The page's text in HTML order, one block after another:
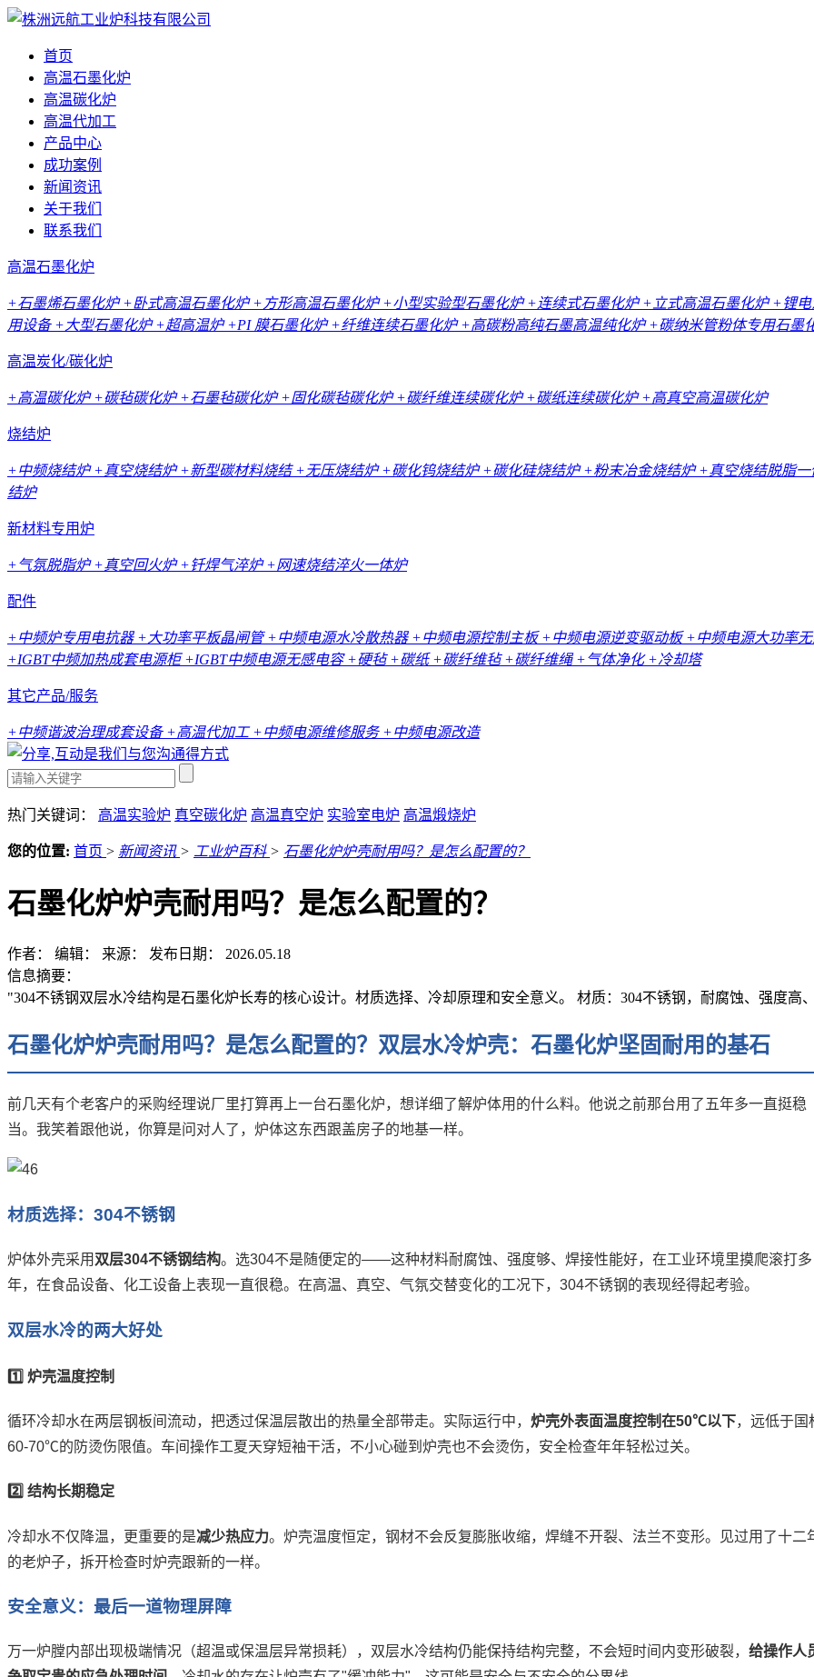
首页
高温石墨化炉
高温碳化炉
高温代加工
产品中心
成功案例
新闻资讯
关于我们
联系我们
高温石墨化炉
+石墨烯石墨化炉+卧式高温石墨化炉+方形高温石墨化炉+小型实验型石墨化炉+连续式石墨化炉+立式高温石墨化炉+锂
用设备 +大型石墨化炉+超高温炉+PI 膜石墨化炉+纤维连续石墨化炉+高碳粉高纯石墨高温纯化炉+碳纳米管粉体专用石墨
高温炭化/碳化炉
+高温碳化炉+碳毡碳化炉+石墨毡碳化炉+固化碳毡碳化炉+碳纤维连续碳化炉+碳纸连续碳化炉+高真空高温碳化炉
烧结炉
+中频烧结炉+真空烧结炉+新型碳材料烧结+无压烧结炉+碳化钨烧结炉+碳化硅烧结炉+粉末冶金烧结炉+真空烧结脱脂
结炉
新材料专用炉
+气氛脱脂炉+真空回火炉+钎焊气淬炉+网速烧结淬火一体炉
配件
+中频炉专用电抗器 +大功率平板晶闸管+中频电源水冷散热器 +中频电源控制主板 +中频电源逆变驱动板 +中频电源大功率
+IGBT中频加热成套电源柜+IGBT中频电源无感电容+硬毡+碳纸 +碳纤维毡+碳纤维绳 +气体净化+冷却塔
其它产品/服务
+中频谐波治理成套设备 +高温代加工+中频电源维修服务 +中频电源改造
热门关键词： 高温实验炉 真空碳化炉 高温真空炉 实验室电炉 高温煅烧炉
您的位置: 首页 > 新闻资讯 > 工业炉百科 > 石墨化炉炉壳耐用吗？是怎么配置的？
石墨化炉炉壳耐用吗？是怎么配置的？
作者： 编辑： 来源： 发布日期： 2026.05.18
信息摘要：
"304不锈钢双层水冷结构是石墨化炉长寿的核心设计。材质选择、冷却原理和安全意义。 材质：304不锈钢，耐腐蚀、强度
石墨化炉炉壳耐用吗？是怎么配置的？双层水冷炉壳：石墨化炉坚固耐用的基石
前几天有个老客户的采购经理说厂里打算再上一台石墨化炉，想详细了解炉体用的什么料。他说之前那台用了五年多一直挺稳
当。我笑着跟他说，你算是问对人了，炉体这东西跟盖房子的地基一样。
材质选择：304不锈钢
炉体外壳采用 双层304不锈钢结构。选304不是随便定的——这种材料耐腐蚀、强度够、焊接性能好，在工业环境里摸爬滚打多
年，在食品设备、化工设备上表现一直很稳。在高温、真空、气氛交替变化的工况下，304不锈钢的表现经得起考验。
双层水冷的两大好处
1️⃣ 炉壳温度控制
循环冷却水在两层钢板间流动，把透过保温层散出的热量全部带走。实际运行中， 炉壳外表面温度控制在50℃以下，远低于国
60-70℃的防烫伤限值。车间操作工夏天穿短袖干活，不小心碰到炉壳也不会烫伤，安全检查年年轻松过关。
2️⃣ 结构长期稳定
冷却水不仅降温，更重要的是减少热应力。炉壳温度恒定，钢材不会反复膨胀收缩，焊缝不开裂、法兰不变形。见过用了十二
的老炉子，拆开检查时炉壳跟新的一样。
安全意义：最后一道物理屏障
万一炉膛内部出现极端情况（超温或保温层异常损耗），双层水冷结构仍能保持结构完整，不会短时间内变形破裂， 给操作人